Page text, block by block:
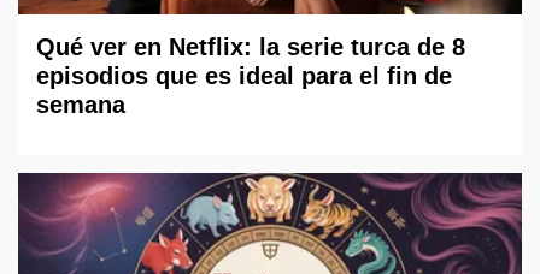
Qué ver en Netflix: la serie turca de 8
episodios que es ideal para el fin de
semana